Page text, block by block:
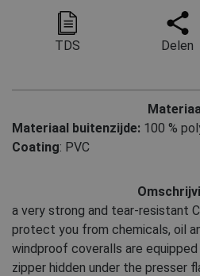
TDS Delen
Materiaal buitenzijde: 100 %
Coating: PVC
a very strong and tear-resistant
protect you from chemicals, oil
windproof coveralls are
zipper hidden under the presser